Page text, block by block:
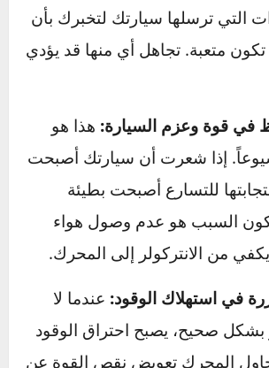
بحاجة
تكون متعبة. تجاهل أي منها قد يؤدي
هذا هو
إذا شعرت أن سيارتك أصبحت
للتسارع أصبحت بطيئة
السبب هو عدم وصول هواء
من الانتركولر إلى المحرك.